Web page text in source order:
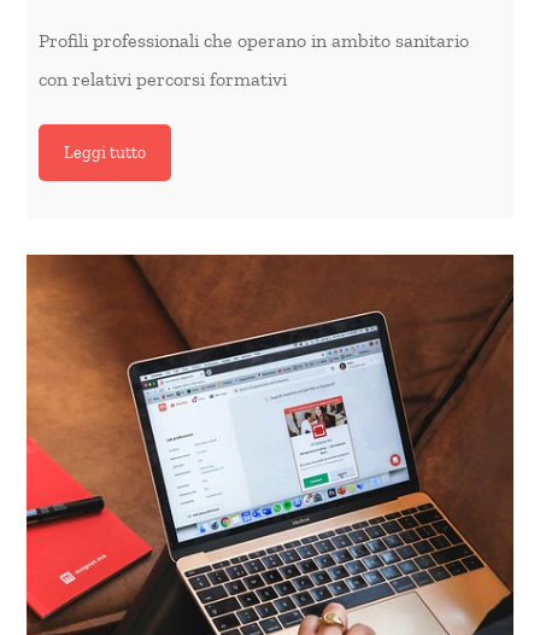
Profili professionali che operano in ambito sanitario
con relativi percorsi formativi
Leggi tutto